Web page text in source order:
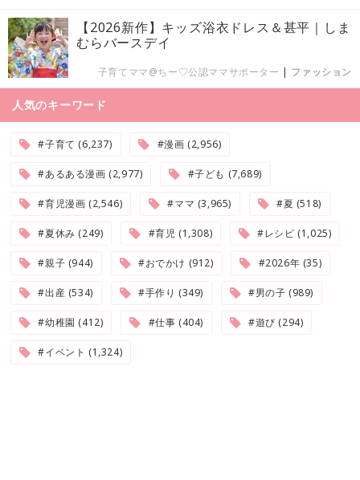
【2026新作】キッズ浴衣ドレス＆甚平｜しま
むらバースデイ
子育てママ@ちー♡公認ママサポーター | ファッション
人気のキーワード
#子育て (6,237) #漫画 (2,956)
#あるある漫画 (2,977) #子ども (7,689)
#育児漫画 (2,546) #ママ (3,965) #夏 (518)
#夏休み (249) #育児 (1,308) #レシピ (1,025)
#親子 (944) #おでかけ (912) #2026年 (35)
#出産 (534) #手作り (349) #男の子 (989)
#幼稚園 (412) #仕事 (404) #遊び (294)
#イベント (1,324)